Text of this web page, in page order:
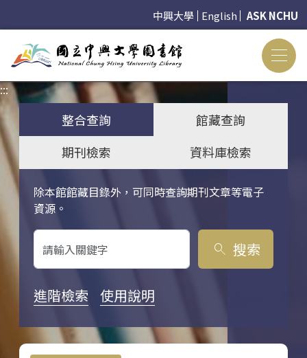
中興大學 English ASK NCHU
:::
整合查詢
館藏查詢
期刊檢索
資料庫檢索
除本館館藏目錄外，可同時查詢期刊文章等電子
資源。
關鍵字搜尋
search 搜索
進階檢索 使用說明